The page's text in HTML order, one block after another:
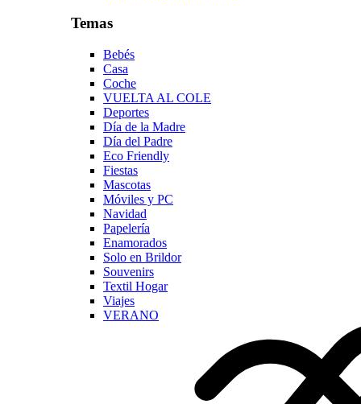
Temas
Bebés
Casa
Coche
VUELTA AL COLE
Deportes
Día de la Madre
Día del Padre
Eco Friendly
Fiestas
Mascotas
Móviles y PC
Navidad
Papelería
Enamorados
Solo en Brildor
Souvenirs
Textil Hogar
Viajes
VERANO